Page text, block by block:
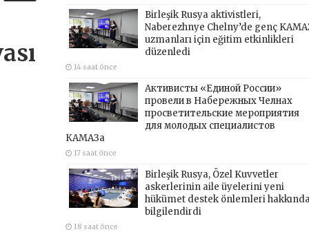
Birleşik Rusya aktivistleri,
Naberezhnye Chelny’de genç
uzmanları için eğitim etkinlikleri
düzenledi
14 saat önce
Активисты «Единой России»
провели в Набережных Челнах
просветительские мероприятия
для молодых специалистов
КАМАЗа
17 saat önce
Birleşik Rusya, Özel Kuvvetler
askerlerinin aile üyelerini yeni
hükümet destek önlemleri
bilgilendirdi
18 saat önce